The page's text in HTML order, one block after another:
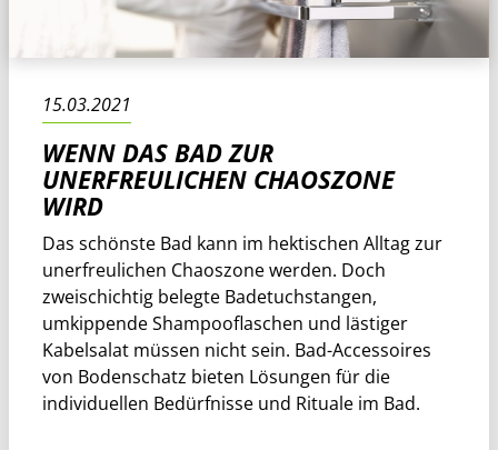
15.03.2021
WENN DAS BAD ZUR
UNERFREULICHEN CHAOSZONE
WIRD
Das schönste Bad kann im hektischen Alltag zur
unerfreulichen Chaoszone werden. Doch
zweischichtig belegte Badetuchstangen,
umkippende Shampooflaschen und lästiger
Kabelsalat müssen nicht sein. Bad-Accessoires
von Bodenschatz bieten Lösungen für die
individuellen Bedürfnisse und Rituale im Bad.